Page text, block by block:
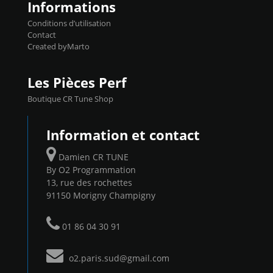
Informations
Conditions d’utilisation
Contact
Created byMarto
Les Pièces Perf
Boutique CR Tune Shop
Information et contact
Damien CR TUNE
By O2 Programmation
13, rue des rochettes
91150 Morigny Champigny
01 86 04 30 91
o2.paris.sud@gmail.com